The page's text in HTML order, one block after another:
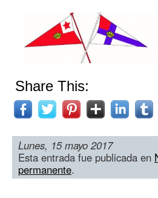
Share This:
Lunes, 15 mayo 2017
Esta entrada fue publicada en
permanente.